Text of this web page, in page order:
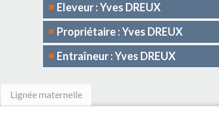
Eleveur : Yves DREUX
Propriétaire : Yves DREUX
Entraîneur : Yves DREUX
Lignée maternelle